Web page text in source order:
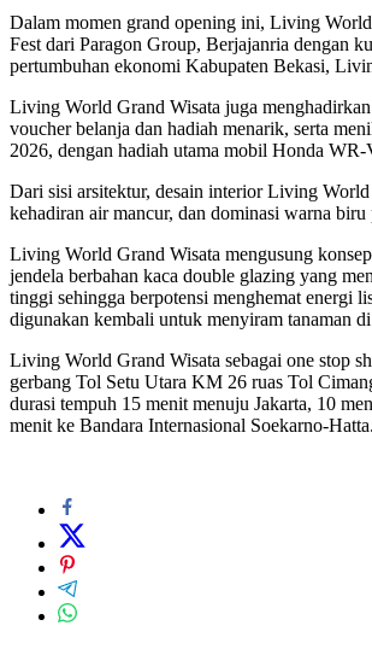
Dalam momen grand opening ini, Living
Fest dari Paragon Group, Berjajanria dengan
pertumbuhan ekonomi Kabupaten Bekasi,
Living World Grand Wisata juga
voucher belanja dan hadiah menarik, serta
2026, dengan hadiah utama mobil Honda WR-
Dari sisi arsitektur, desain interior Living
kehadiran air mancur, dan dominasi warna
Living World Grand Wisata mengusung
jendela berbahan kaca double glazing yang
tinggi sehingga berpotensi menghemat energi
digunakan kembali untuk menyiram tanaman
Living World Grand Wisata sebagai one stop
gerbang Tol Setu Utara KM 26 ruas Tol
durasi tempuh 15 menit menuju Jakarta, 10
menit ke Bandara Internasional Soekarno-